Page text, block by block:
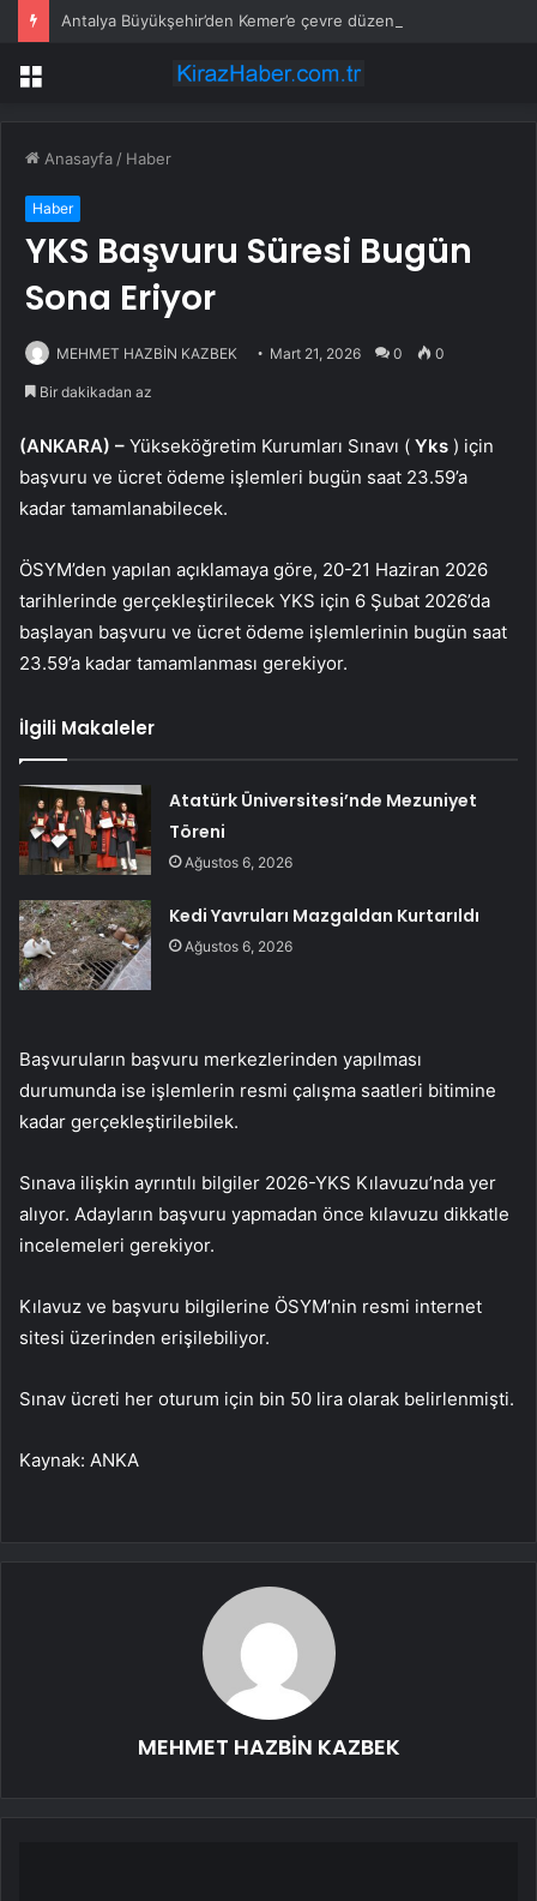
Antalya Büyükşehir’den Kemer’e çevre düzenleme
Menü
Anasayfa / Haber
Haber
YKS Başvuru Süresi Bugün
Sona Eriyor
MEHMET HAZBİN KAZBEK Mart 21, 2026 0 0
Bir dakikadan az
(ANKARA) – Yükseköğretim Kurumları Sınavı ( Yks ) için
başvuru ve ücret ödeme işlemleri bugün saat 23.59’a
kadar tamamlanabilecek.
ÖSYM’den yapılan açıklamaya göre, 20-21 Haziran 2026
tarihlerinde gerçekleştirilecek YKS için 6 Şubat 2026’da
başlayan başvuru ve ücret ödeme işlemlerinin bugün saat
23.59’a kadar tamamlanması gerekiyor.
İlgili Makaleler
Atatürk Üniversitesi’nde Mezuniyet
Töreni
Ağustos 6, 2026
Kedi Yavruları Mazgaldan Kurtarıldı
Ağustos 6, 2026
Başvuruların başvuru merkezlerinden yapılması
durumunda ise işlemlerin resmi çalışma saatleri bitimine
kadar gerçekleştirilebilek.
Sınava ilişkin ayrıntılı bilgiler 2026-YKS Kılavuzu’nda yer
alıyor. Adayların başvuru yapmadan önce kılavuzu dikkatle
incelemeleri gerekiyor.
Kılavuz ve başvuru bilgilerine ÖSYM’nin resmi internet
sitesi üzerinden erişilebiliyor.
Sınav ücreti her oturum için bin 50 lira olarak belirlenmişti.
Kaynak: ANKA
MEHMET HAZBİN KAZBEK